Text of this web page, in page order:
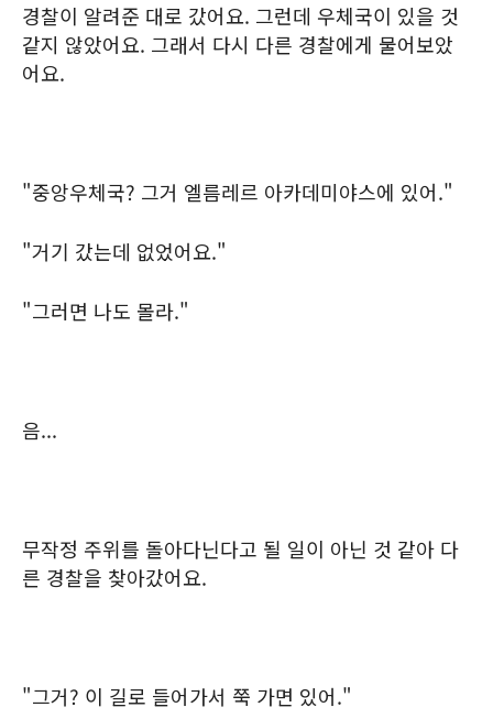
경찰이 알려준 대로 갔어요. 그런데 우체국이 있을 것
같지 않았어요. 그래서 다시 다른 경찰에게 물어보았
어요.
"중앙우체국? 그거 엘름레르 아카데미야스에 있어."
"거기 갔는데 없었어요."
"그러면 나도 몰라."
음...
무작정 주위를 돌아다닌다고 될 일이 아닌 것 같아 다
른 경찰을 찾아갔어요.
"그거? 이 길로 들어가서 쭉 가면 있어."